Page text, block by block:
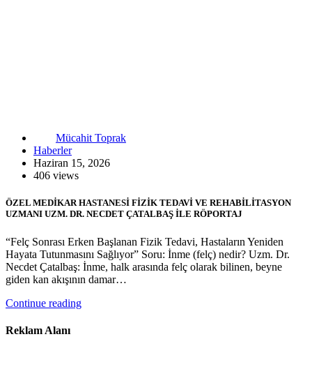
Mücahit Toprak
Haberler
Haziran 15, 2026
406 views
ÖZEL MEDİKAR HASTANESİ FİZİK TEDAVİ VE REHABİLİTASYON
UZMANI UZM. DR. NECDET ÇATALBAŞ İLE RÖPORTAJ
“Felç Sonrası Erken Başlanan Fizik Tedavi, Hastaların Yeniden
Hayata Tutunmasını Sağlıyor” Soru: İnme (felç) nedir? Uzm. Dr.
Necdet Çatalbaş: İnme, halk arasında felç olarak bilinen, beyne
giden kan akışının damar…
Continue reading
Reklam Alanı